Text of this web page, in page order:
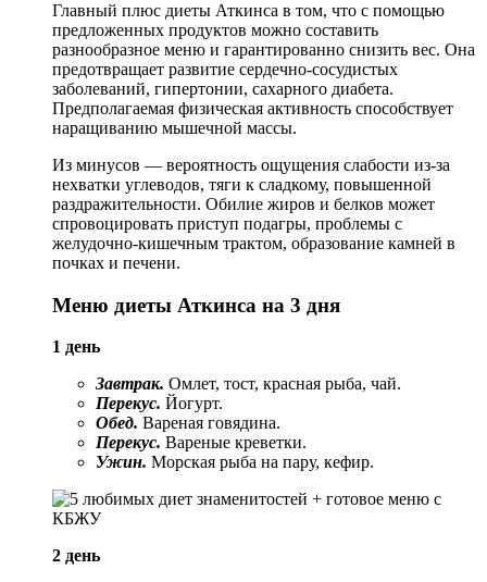
Главный плюс диеты Аткинса в том, что с помощью
предложенных продуктов можно составить
разнообразное меню и гарантированно снизить вес. Она
предотвращает развитие сердечно-сосудистых
заболеваний, гипертонии, сахарного диабета.
Предполагаемая физическая активность способствует
наращиванию мышечной массы.
Из минусов — вероятность ощущения слабости из-за
нехватки углеводов, тяги к сладкому, повышенной
раздражительности. Обилие жиров и белков может
спровоцировать приступ подагры, проблемы с
желудочно-кишечным трактом, образование камней в
почках и печени.
Меню диеты Аткинса на 3 дня
1 день
Завтрак. Омлет, тост, красная рыба, чай.
Перекус. Йогурт.
Обед. Вареная говядина.
Перекус. Вареные креветки.
Ужин. Морская рыба на пару, кефир.
2 день